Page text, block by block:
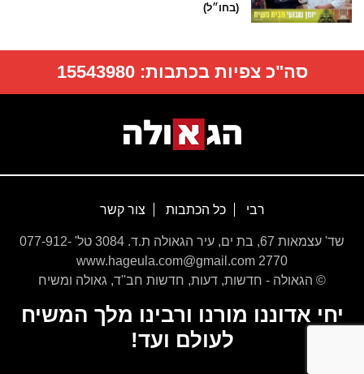
(בחו״ל)
סה"כ צפיות בכתבות:15543980
רבי כל הכתבות צור קשר
שד' עצמאות 67, בת ים, עיר הגאולה ת.ד. 3084 טל' 077-912-
2770 www.hageula.com@gmail.com
© הגאולה - חדשות, דעות, חדשות חב''ד, גאולה ומשיח
יחי אדוננו מורנו ורבינו מלך המשיח
לעולם ועד!